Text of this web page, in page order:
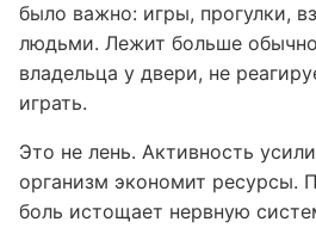
было важно: игры, прогулки,
людьми. Лежит больше
владельца у двери, не
играть.
Это не лень. Активность
организм экономит ресурсы.
боль истощает нервную